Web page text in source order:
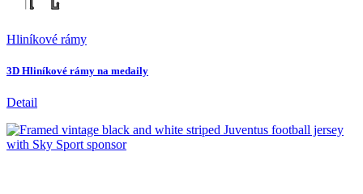
Hliníkové rámy
3D Hliníkové rámy na medaily
Detail